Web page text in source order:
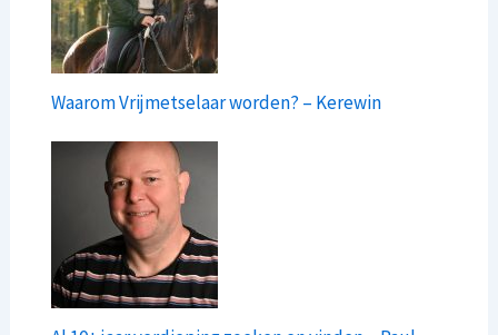
Waarom Vrijmetselaar worden? – Kerewin